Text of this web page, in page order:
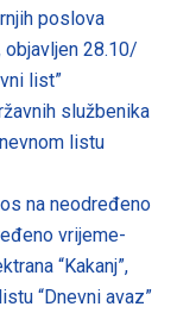
poslova
objavljen 28.10/
list”
službenika
listu
na neodređeno
vrijeme-
“Kakanj”,
“Dnevni avaz”